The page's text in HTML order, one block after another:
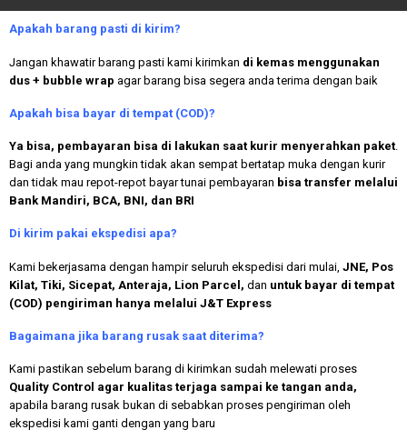
Apakah barang pasti di kirim?
Jangan khawatir barang pasti kami kirimkan di kemas menggunakan
dus + bubble wrap agar barang bisa segera anda terima dengan baik
Apakah bisa bayar di tempat (COD)?
Ya bisa, pembayaran bisa di lakukan saat kurir menyerahkan paket.
Bagi anda yang mungkin tidak akan sempat bertatap muka dengan kurir
dan tidak mau repot-repot bayar tunai pembayaran bisa transfer melalui
Bank Mandiri, BCA, BNI, dan BRI
Di kirim pakai ekspedisi apa?
Kami bekerjasama dengan hampir seluruh ekspedisi dari mulai, JNE, Pos
Kilat, Tiki, Sicepat, Anteraja, Lion Parcel, dan untuk bayar di tempat
(COD) pengiriman hanya melalui J&T Express
Bagaimana jika barang rusak saat diterima?
Kami pastikan sebelum barang di kirimkan sudah melewati proses
Quality Control agar kualitas terjaga sampai ke tangan anda,
apabila barang rusak bukan di sebabkan proses pengiriman oleh
ekspedisi kami ganti dengan yang baru